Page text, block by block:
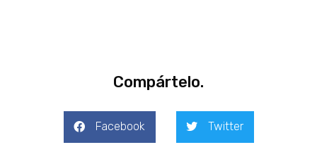
Compártelo.
Facebook Twitter